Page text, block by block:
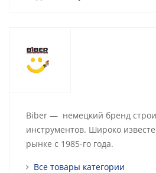
Biber — немецкий бренд
инструментов. Широко
рынке с 1985-го года.
Все товары категории